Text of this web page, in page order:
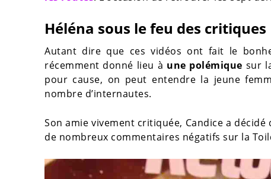
Héléna sous le feu des critiques
Autant dire que ces vidéos ont fait le
récemment donné lieu à une polémique sur
pour cause, on peut entendre la jeune
nombre d’internautes.
Son amie vivement critiquée, Candice a
de nombreux commentaires négatifs sur la